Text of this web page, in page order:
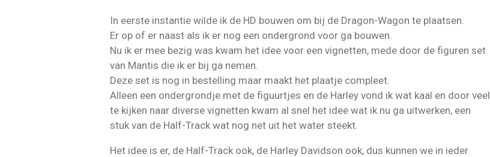
In eerste instantie wilde ik de HD bouwen om bij de Dragon-Wagon te plaatsen.
Er op of er naast als ik er nog een ondergrond voor ga bouwen.
Nu ik er mee bezig was kwam het idee voor een vignetten, mede door de figuren set
van Mantis die ik er bij ga nemen.
Deze set is nog in bestelling maar maakt het plaatje compleet.
Alleen een ondergrondje met de figuurtjes en de Harley vond ik wat kaal en door veel
te kijken naar diverse vignetten kwam al snel het idee wat ik nu ga uitwerken, een
stuk van de Half-Track wat nog net uit het water steekt.
Het idee is er, de Half-Track ook, de Harley Davidson ook, dus kunnen we in ieder